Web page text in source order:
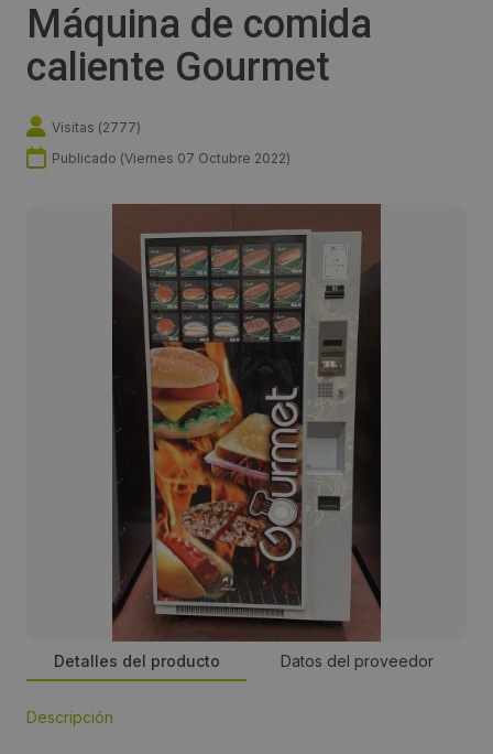
Máquina de comida
caliente Gourmet
Visitas (2777)
Publicado (Viernes 07 Octubre 2022)
Detalles del producto Datos del proveedor
Descripción